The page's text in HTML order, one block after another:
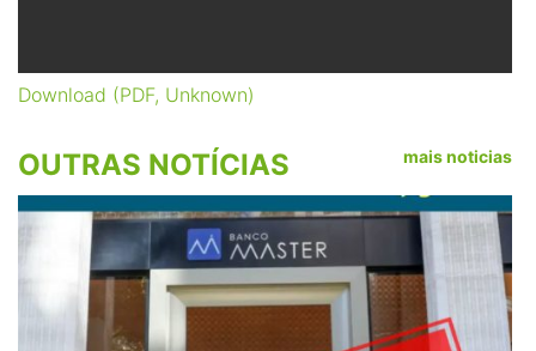
Download (PDF, Unknown)
OUTRAS NOTÍCIAS mais noticias